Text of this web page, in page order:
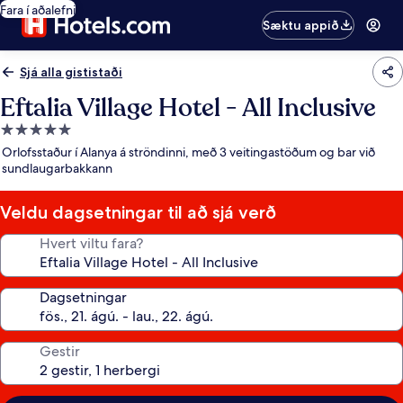
Fara í aðalefni
Sæktu appið
Sjá alla gististaði
Eftalia Village Hotel - All Inclusive
5.0
stjörnu
gististaður
Orlofsstaður í Alanya á ströndinni, með 3 veitingastöðum og bar við
sundlaugarbakkann
Veldu dagsetningar til að sjá verð
Hvert viltu fara?
Dagsetningar
Gestir